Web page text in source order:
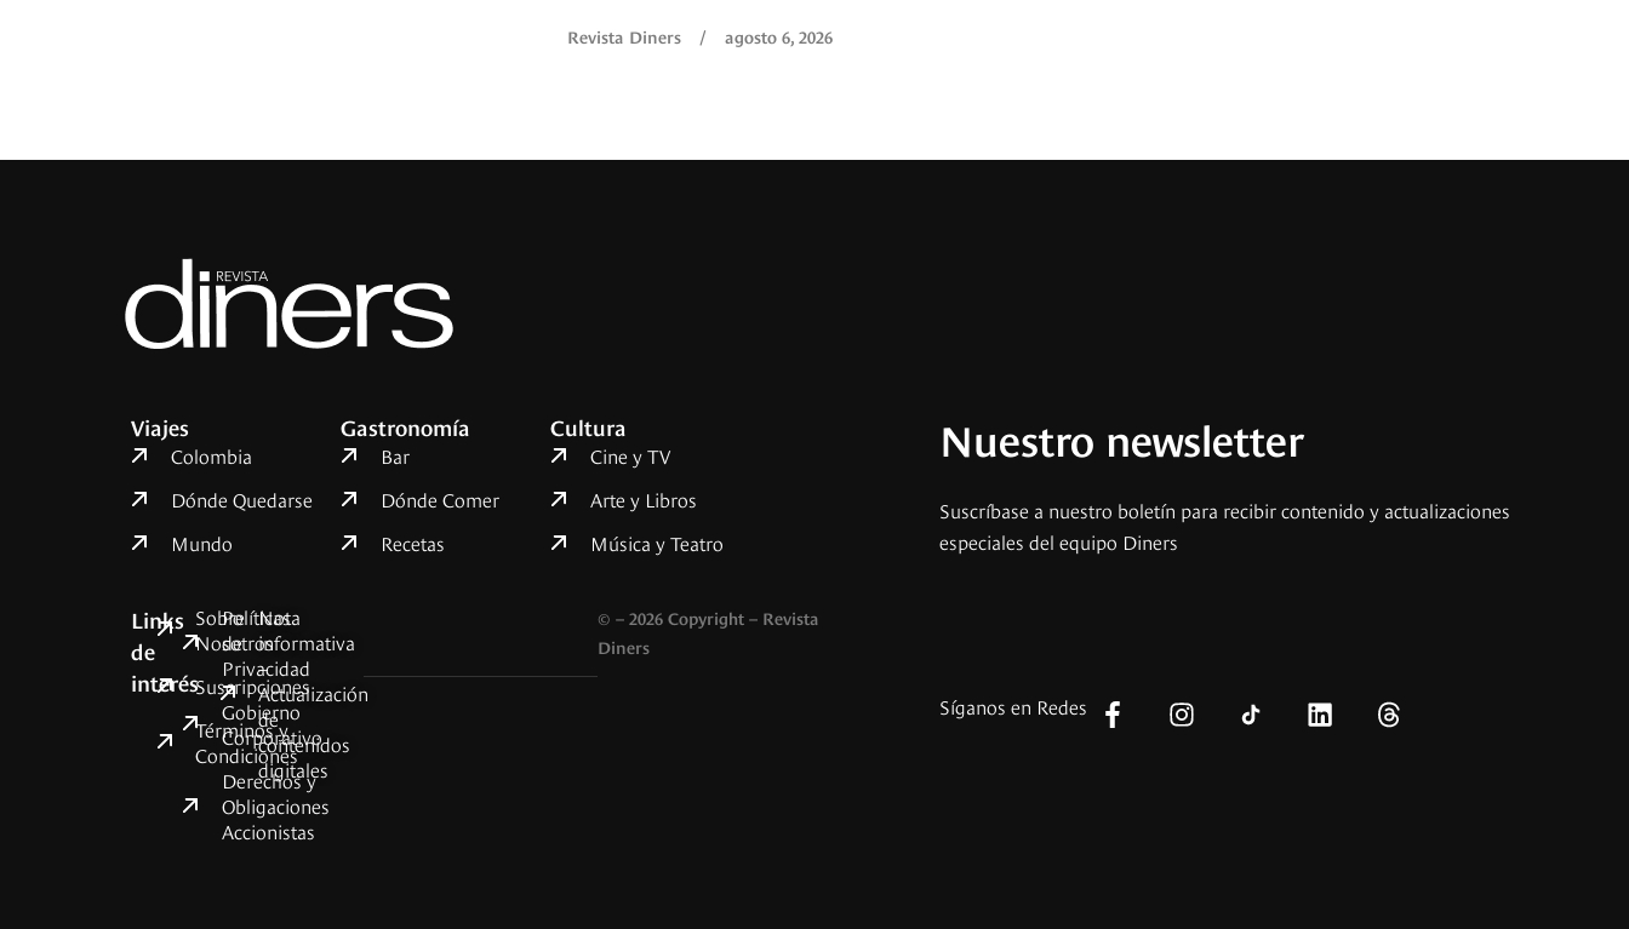
Revista Diners / agosto 6, 2026
Viajes
Colombia
Dónde Quedarse
Mundo
Gastronomía
Bar
Dónde Comer
Recetas
Cultura
Cine y TV
Arte y Libros
Música y Teatro
Links
de
interés
Sobre
Nosotros
Suscripciones
Términos y
Condiciones
Políticas
de
Privacidad
Gobierno
Corporativo
Derechos y
Obligaciones
Accionistas
Nota
informativa
–
Actualización
de
contenidos
digitales
© – 2026 Copyright – Revista
Diners
Nuestro newsletter
Suscríbase a nuestro boletín para recibir contenido y actualizaciones
especiales del equipo Diners
Síganos en Redes